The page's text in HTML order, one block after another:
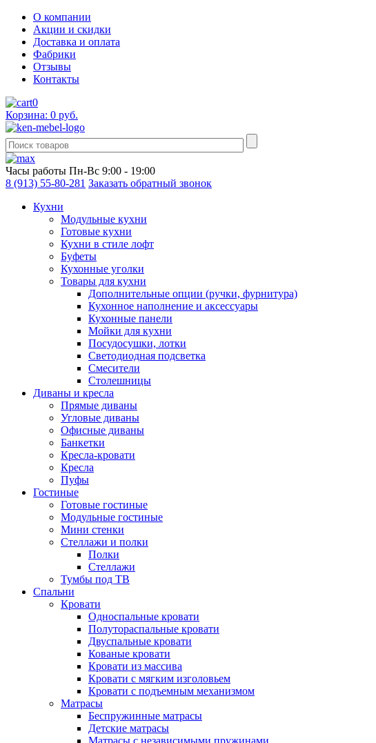
О компании
Акции и скидки
Доставка и оплата
Фабрики
Отзывы
Контакты
0
Корзина: 0 руб.
Часы работы Пн-Вс 9:00 - 19:00
8 (913) 55-80-281 Заказать обратный звонок
Кухни
Модульные кухни
Готовые кухни
Кухни в стиле лофт
Буфеты
Кухонные уголки
Товары для кухни
Дополнительные опции (ручки, фурнитура)
Кухонное наполнение и аксессуары
Кухонные панели
Мойки для кухни
Посудосушки, лотки
Светодиодная подсветка
Смесители
Столешницы
Диваны и кресла
Прямые диваны
Угловые диваны
Офисные диваны
Банкетки
Кресла-кровати
Кресла
Пуфы
Гостиные
Готовые гостиные
Модульные гостиные
Мини стенки
Стеллажи и полки
Полки
Стеллажи
Тумбы под ТВ
Спальни
Кровати
Односпальные кровати
Полутораспальные кровати
Двуспальные кровати
Кованые кровати
Кровати из массива
Кровати с мягким изголовьем
Кровати с подъемным механизмом
Матрасы
Беспружинные матрасы
Детские матрасы
Матрасы с независимыми пружинами